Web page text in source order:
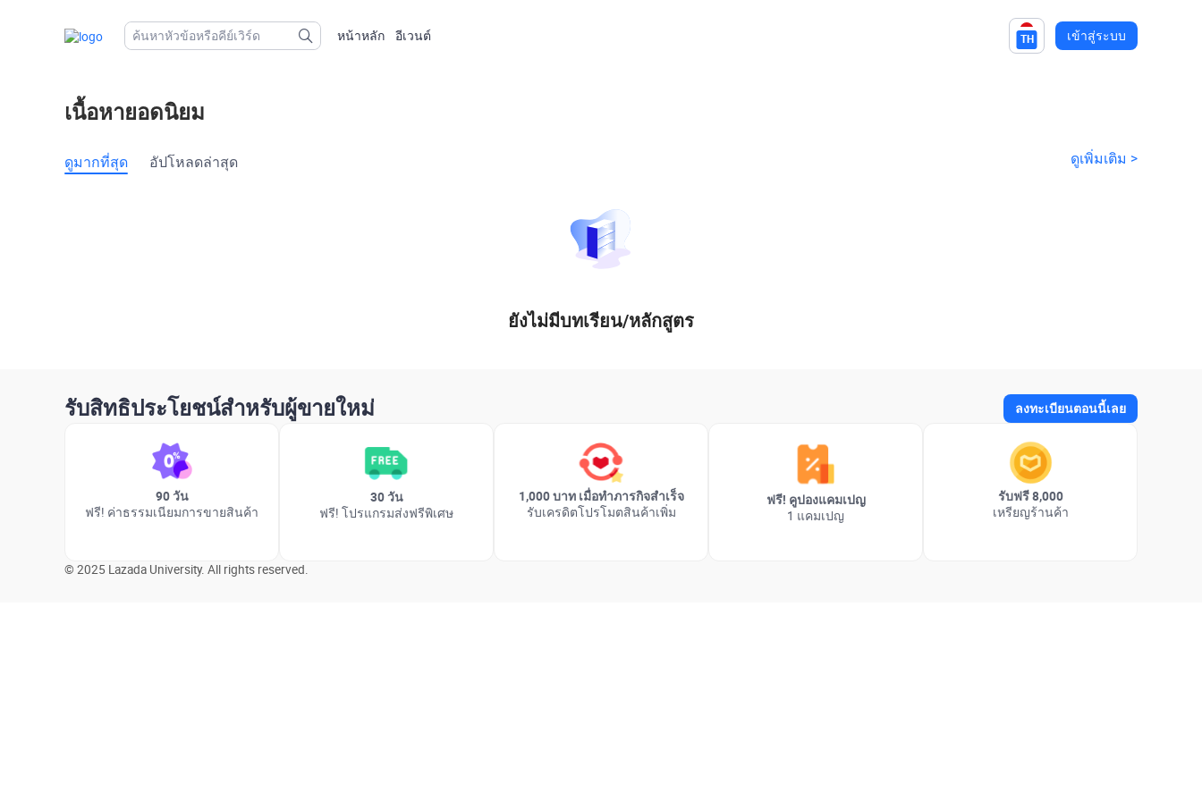
หน้าหลัก อีเวนต์ TH เข้าสู่ระบบ
เนื้อหายอดนิยม
ดูเพิ่มเติม >
ดูมากที่สุด อัปโหลดล่าสุด
ยังไม่มีบทเรียน/หลักสูตร
รับสิทธิประโยชน์สำหรับผู้ขายใหม่ ลงทะเบียนตอนนี้เลย
90 วัน
ฟรี! ค่าธรรมเนียมการขายสินค้า
30 วัน
ฟรี! โปรแกรมส่งฟรีพิเศษ
1,000 บาท เมื่อทำภารกิจสำเร็จ
รับเครดิตโปรโมตสินค้าเพิ่ม
ฟรี! คูปองแคมเปญ
1 แคมเปญ
รับฟรี 8,000
เหรียญร้านค้า
© 2025 Lazada University. All rights reserved.